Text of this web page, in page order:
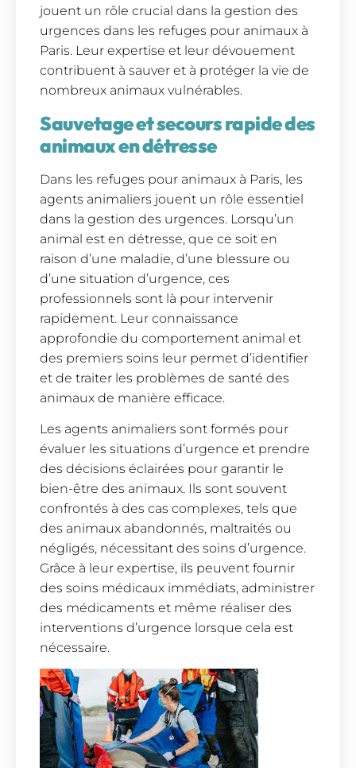
jouent un rôle crucial dans la gestion des
urgences dans les refuges pour animaux à
Paris. Leur expertise et leur dévouement
contribuent à sauver et à protéger la vie de
nombreux animaux vulnérables.
Sauvetage et secours rapide des
animaux en détresse
Dans les refuges pour animaux à Paris, les
agents animaliers jouent un rôle essentiel
dans la gestion des urgences. Lorsqu’un
animal est en détresse, que ce soit en
raison d’une maladie, d’une blessure ou
d’une situation d’urgence, ces
professionnels sont là pour intervenir
rapidement. Leur connaissance
approfondie du comportement animal et
des premiers soins leur permet d’identifier
et de traiter les problèmes de santé des
animaux de manière efficace.
Les agents animaliers sont formés pour
évaluer les situations d’urgence et prendre
des décisions éclairées pour garantir le
bien-être des animaux. Ils sont souvent
confrontés à des cas complexes, tels que
des animaux abandonnés, maltraités ou
négligés, nécessitant des soins d’urgence.
Grâce à leur expertise, ils peuvent fournir
des soins médicaux immédiats, administrer
des médicaments et même réaliser des
interventions d’urgence lorsque cela est
nécessaire.